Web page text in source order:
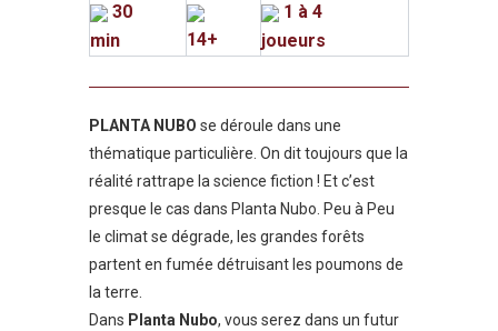
30
min
14+
1 à 4
joueurs
PLANTA NUBO se déroule dans une
thématique particulière. On dit toujours que la
réalité rattrape la science fiction ! Et c’est
presque le cas dans Planta Nubo. Peu à Peu
le climat se dégrade, les grandes forêts
partent en fumée détruisant les poumons de
la terre.
Dans Planta Nubo, vous serez dans un futur